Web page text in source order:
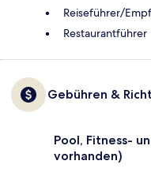
Reiseführer/
Restaurantführer
Gebühren &
Pool, Fitness-
vorhanden)